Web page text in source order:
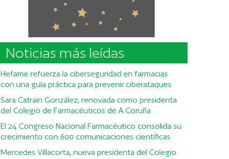
Noticias más leídas
Hefame refuerza la ciberseguridad en farmacias
con una guía práctica para prevenir ciberataques
Sara Catrain González, renovada como presidenta
del Colegio de Farmacéuticos de A Coruña
El 24 Congreso Nacional Farmacéutico consolida su
crecimiento con 600 comunicaciones científicas
Mercedes Villacorta, nueva presidenta del Colegio